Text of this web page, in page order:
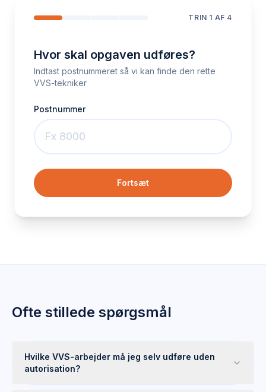
TRIN 1 AF 4
Hvor skal opgaven udføres?
Indtast postnummeret så vi kan finde den rette
VVS-tekniker
Postnummer
Fortsæt
Ofte stillede spørgsmål
Hvilke VVS-arbejder må jeg selv udføre uden
autorisation?